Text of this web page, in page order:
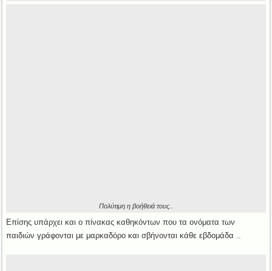
Πολύτιμη η βοήθειά τους..
Επίσης υπάρχει και ο πίνακας καθηκόντων που τα ονόματα των
παιδιών γράφονται με μαρκαδόρο και σβήνονται κάθε εβδομάδα ..